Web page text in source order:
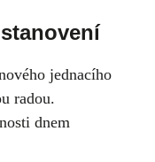
jednacího
radou.
dnem